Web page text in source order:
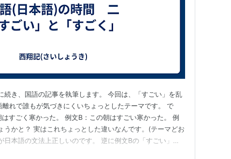
続き、国語の記事を執筆します。 今回は、「すごい」を乱
れで誰もが気づきにくいちょっとしたテーマです。 で
すごく寒かった。 例文B：この朝はすごい寒かった。 例
うかと？ 実はこれちょっとした違いなんです。(テーマどお
日本語の文法上正しいのです。 逆に例文Bの「すごい」は